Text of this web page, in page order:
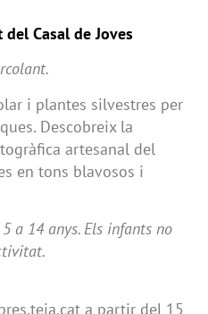
del Casal de Joves
i plantes silvestres per
Descobreix la
artesanal del
en tons blavosos i
a 14 anys. Els infants no
a partir del 15